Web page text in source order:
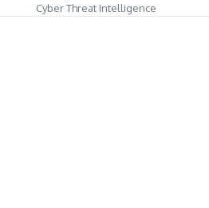
Cyber Threat Intelligence